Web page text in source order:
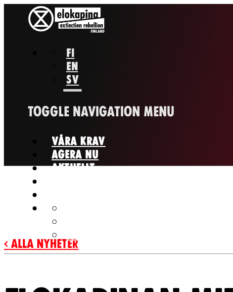
FI
EN
SV
TOGGLE NAVIGATION MENU
VÅRA KRAV
AGERA NU
AKTUELLT
‹ Alla nyheter